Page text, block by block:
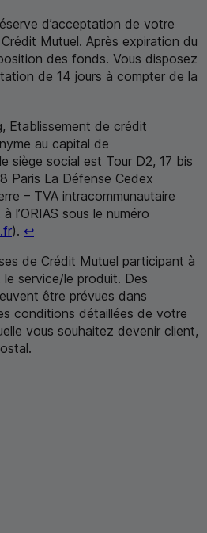
d’acceptation de votre
Mutuel. Après expiration du
des fonds. Vous disposez
de 14 jours à compter de la
au renvoi 10
Etablissement de crédit
au capital de
siège social est Tour D2, 17 bis
Paris La Défense Cedex
– TVA intracommunautaire
l’ORIAS sous le numéro
). ↩Retour au renvoi 11
de Crédit Mutuel participant à
service/le produit. Des
être prévues dans
conditions détaillées de votre
vous souhaitez devenir client,
.